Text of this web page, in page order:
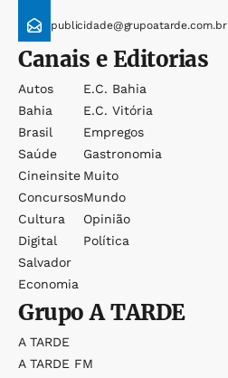
publicidade@grupoatarde.com.br
Canais e Editorias
Autos
Bahia
Brasil
Saúde
Cineinsite
Concursos
Cultura
Digital
Salvador
Economia
E.c. Bahia
E.c. Vitória
Empregos
Gastronomia
Muito
Mundo
Opinião
Política
GrupoA TARDE
A TARDE
A TARDE FM